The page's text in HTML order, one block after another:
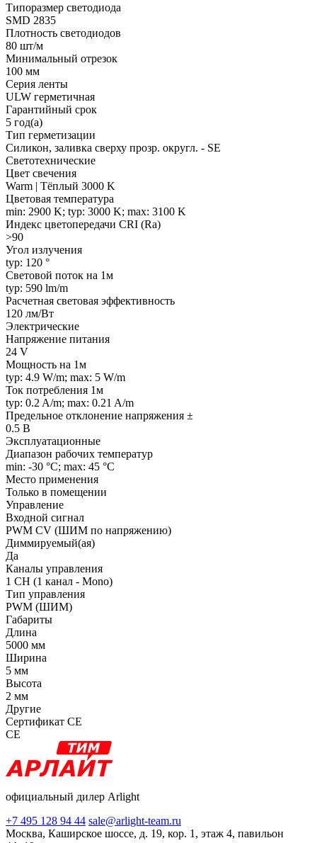
Типоразмер светодиода
SMD 2835
Плотность светодиодов
80 шт/м
Минимальный отрезок
100 мм
Серия ленты
ULW герметичная
Гарантийный срок
5 год(а)
Тип герметизации
Силикон, заливка сверху прозр. округл. - SE
Светотехнические
Цвет свечения
Warm | Тёплый 3000 K
Цветовая температура
min: 2900 K; typ: 3000 K; max: 3100 K
Индекс цветопередачи CRI (Ra)
>90
Угол излучения
typ: 120 °
Световой поток на 1м
typ: 590 lm/m
Расчетная световая эффективность
120 лм/Вт
Электрические
Напряжение питания
24 V
Мощность на 1м
typ: 4.9 W/m; max: 5 W/m
Ток потребления 1м
typ: 0.2 A/m; max: 0.21 A/m
Предельное отклонение напряжения ±
0.5 В
Эксплуатационные
Диапазон рабочих температур
min: -30 °C; max: 45 °C
Место применения
Только в помещении
Управление
Входной сигнал
PWM СV (ШИМ по напряжению)
Диммируемый(ая)
Да
Каналы управления
1 CH (1 канал - Mono)
Тип управления
PWM (ШИМ)
Габариты
Длина
5000 мм
Ширина
5 мм
Высота
2 мм
Другие
Сертификат CE
CE
официальный дилер Arlight
+7 495 128 94 44 sale@arlight-team.ru
Москва, Каширское шоссе, д. 19, кор. 1, этаж 4, павильон